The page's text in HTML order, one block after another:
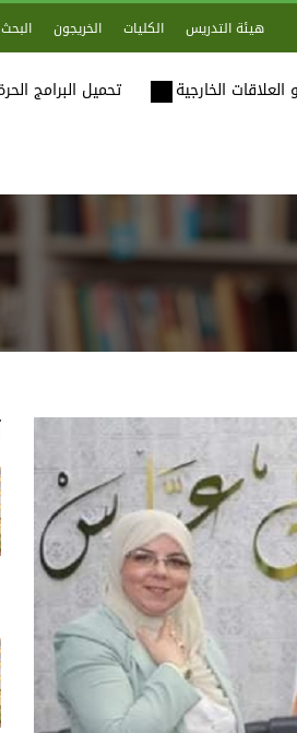
هيئة التدريس الكليات الخريجون
العلاقات الخارجية تحميل البرامج